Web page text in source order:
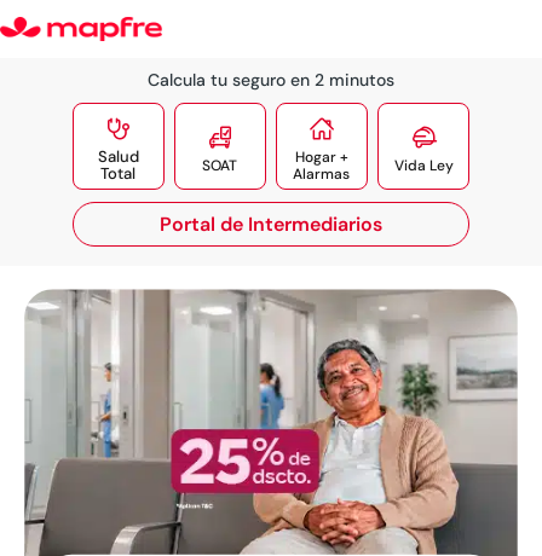
Calcula tu seguro en 2 minutos

Salud
Total

SOAT

Hogar +
Alarmas

Vida Ley
Portal de Intermediarios